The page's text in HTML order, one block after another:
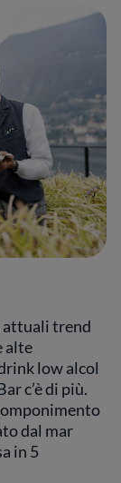
attuali trend
alte
low alcol
c’è di più.
dal mar
in 5